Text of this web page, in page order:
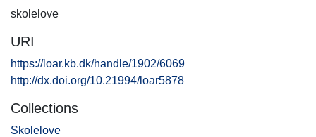
skolelove
URI
https://loar.kb.dk/handle/1902/6069
http://dx.doi.org/10.21994/loar5878
Collections
Skolelove